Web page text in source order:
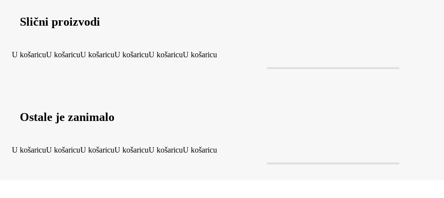
Slični proizvodi
U košaricuU košaricuU košaricuU košaricuU košaricuU košaricu
Ostale je zanimalo
U košaricuU košaricuU košaricuU košaricuU košaricuU košaricu